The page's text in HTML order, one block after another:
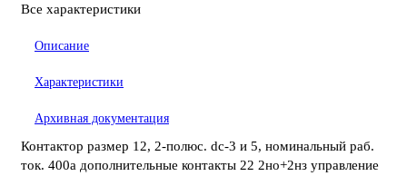
Все характеристики
Описание
Характеристики
Архивная документация
Контактор размер 12, 2-полюс. dc-3 и 5, номинальный раб.
ток. 400a дополнительные контакты 22 2но+2нз управление